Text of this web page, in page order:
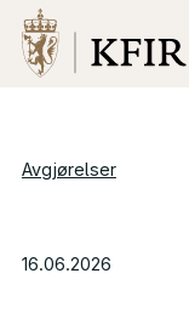
Avgjørelser
16.06.2026